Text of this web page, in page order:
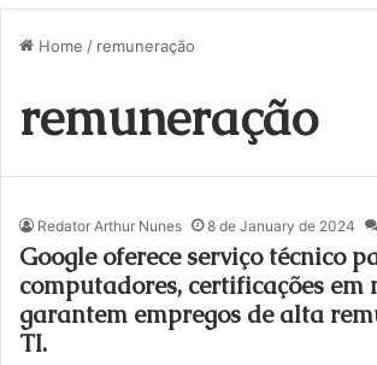
Home / remuneração
remuneração
Redator Arthur Nunes 8 de January de 2024
Google oferece serviço técnico
computadores, certificações em
garantem empregos de alta
TI.